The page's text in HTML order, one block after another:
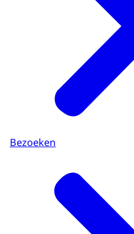
Bezoeken